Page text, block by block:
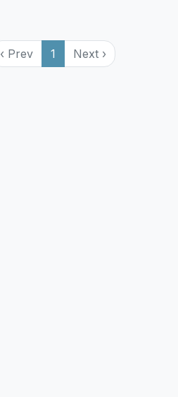
‹ Prev 1 Next ›